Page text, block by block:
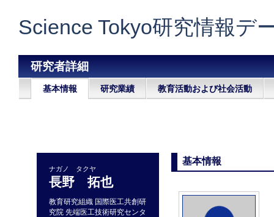
Science Tokyo研究情報デ
研究者詳細
基本情報 研究業績 教育活動および社会活動
ナガノ タクヤ
長野 拓也
教育研究組織 国際医工共創研
究院 先端医工技術研究センタ
基本情報